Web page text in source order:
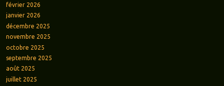
février 2026
janvier 2026
décembre 2025
novembre 2025
octobre 2025
septembre 2025
août 2025
juillet 2025